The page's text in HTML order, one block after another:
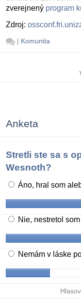
zverejnený program
Zdroj:
| Komunita
Anketa
Stretli ste sa s
Wesnoth?
Áno, hral som
Nie, nestretol
Nemám v láske